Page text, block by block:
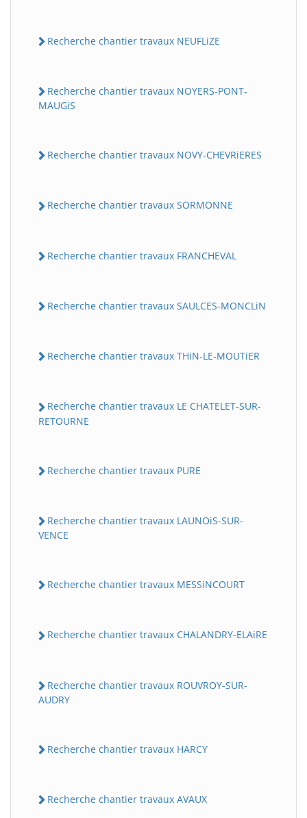
Recherche chantier travaux NEUFLiZE
Recherche chantier travaux NOYERS-PONT-
MAUGiS
Recherche chantier travaux NOVY-CHEVRiERES
Recherche chantier travaux SORMONNE
Recherche chantier travaux FRANCHEVAL
Recherche chantier travaux SAULCES-MONCLiN
Recherche chantier travaux THiN-LE-MOUTiER
Recherche chantier travaux LE CHATELET-SUR-
RETOURNE
Recherche chantier travaux PURE
Recherche chantier travaux LAUNOiS-SUR-
VENCE
Recherche chantier travaux MESSiNCOURT
Recherche chantier travaux CHALANDRY-ELAiRE
Recherche chantier travaux ROUVROY-SUR-
AUDRY
Recherche chantier travaux HARCY
Recherche chantier travaux AVAUX
B Assistant en ligne